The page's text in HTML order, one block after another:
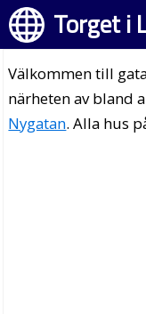
Torget i
Välkommen till
närheten av bland
Nygatan. Alla hus